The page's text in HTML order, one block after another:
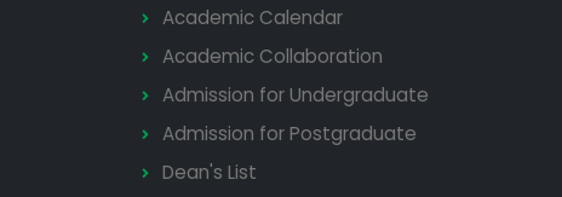
Academic Calendar
Academic Collaboration
Admission for Undergraduate
Admission for Postgraduate
Dean's List